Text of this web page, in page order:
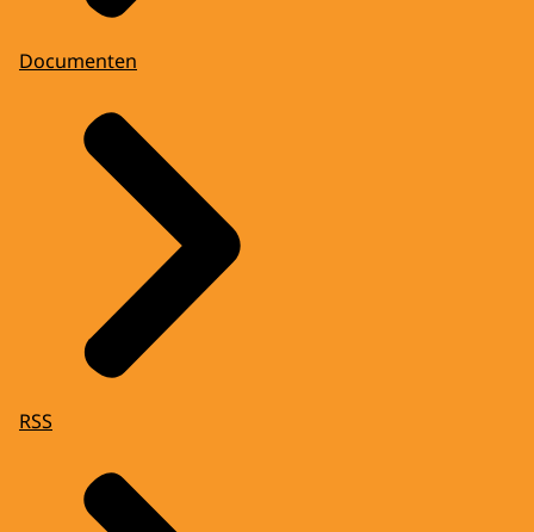
Documenten
RSS